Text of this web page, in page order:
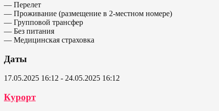
— Перелет
— Проживание (размещение в 2-местном номере)
— Групповой трансфер
— Без питания
— Медицинская страховка
Даты
17.05.2025 16:12 - 24.05.2025 16:12
Курорт